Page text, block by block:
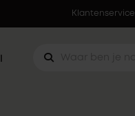
Klantenservice